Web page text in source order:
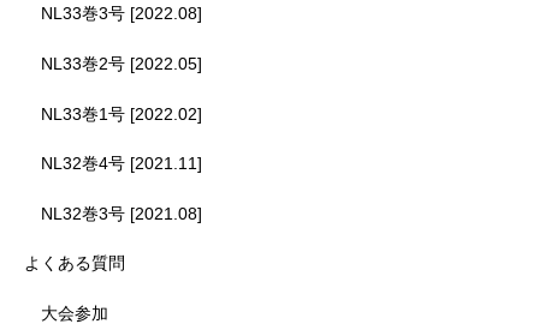
NL33巻3号 [2022.08]
NL33巻2号 [2022.05]
NL33巻1号 [2022.02]
NL32巻4号 [2021.11]
NL32巻3号 [2021.08]
よくある質問
大会参加